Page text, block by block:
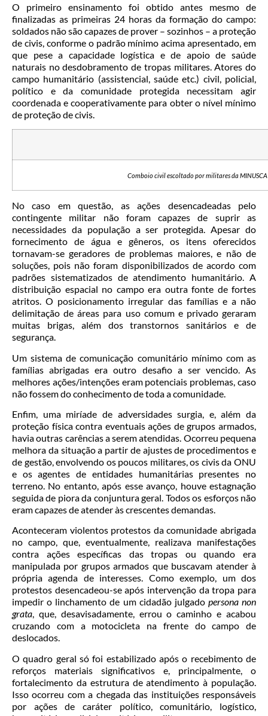
O primeiro ensinamento foi obtido antes mesmo de
finalizadas as primeiras 24 horas da formação do campo:
soldados não são capazes de prover – sozinhos – a proteção
de civis, conforme o padrão mínimo acima apresentado, em
que pese a capacidade logística e de apoio de saúde
naturais no desdobramento de tropas militares. Atores do
campo humanitário (assistencial, saúde etc.) civil, policial,
político e da comunidade protegida necessitam agir
coordenada e cooperativamente para obter o nível mínimo
de proteção de civis.
Comboio civil escoltado por militares da MINUSCA
No caso em questão, as ações desencadeadas pelo
contingente militar não foram capazes de suprir as
necessidades da população a ser protegida. Apesar do
fornecimento de água e gêneros, os itens oferecidos
tornavam-se geradores de problemas maiores, e não de
soluções, pois não foram disponibilizados de acordo com
padrões sistematizados de atendimento humanitário. A
distribuição espacial no campo era outra fonte de fortes
atritos. O posicionamento irregular das famílias e a não
delimitação de áreas para uso comum e privado geraram
muitas brigas, além dos transtornos sanitários e de
segurança.
Um sistema de comunicação comunitário mínimo com as
famílias abrigadas era outro desafio a ser vencido. As
melhores ações/intenções eram potenciais problemas, caso
não fossem do conhecimento de toda a comunidade.
Enfim, uma miríade de adversidades surgia, e, além da
proteção física contra eventuais ações de grupos armados,
havia outras carências a serem atendidas. Ocorreu pequena
melhora da situação a partir de ajustes de procedimentos e
de gestão, envolvendo os poucos militares, os civis da ONU
e os agentes de entidades humanitárias presentes no
terreno. No entanto, após esse avanço, houve estagnação
seguida de piora da conjuntura geral. Todos os esforços não
eram capazes de atender às crescentes demandas.
Aconteceram violentos protestos da comunidade abrigada
no campo, que, eventualmente, realizava manifestações
contra ações específicas das tropas ou quando era
manipulada por grupos armados que buscavam atender à
própria agenda de interesses. Como exemplo, um dos
protestos desencadeou-se após intervenção da tropa para
impedir o linchamento de um cidadão julgado persona non
grata, que, desavisadamente, errou o caminho e acabou
cruzando com a motocicleta na frente do campo de
deslocados.
O quadro geral só foi estabilizado após o recebimento de
reforços materiais significativos e, principalmente, o
fortalecimento da estrutura de atendimento à população.
Isso ocorreu com a chegada das instituições responsáveis
por ações de caráter político, comunitário, logístico,